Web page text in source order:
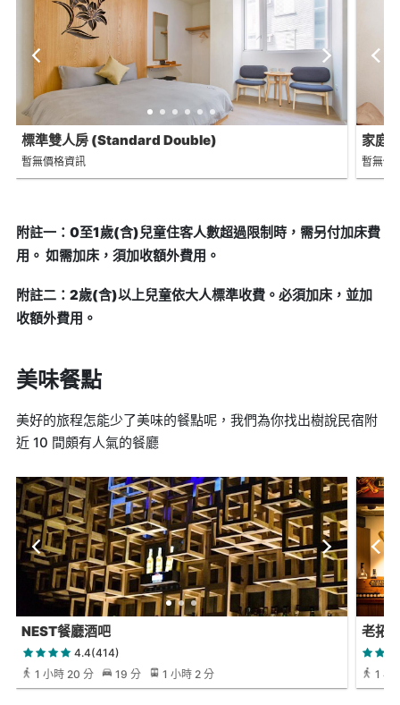
標準雙人房 (Standard Double)
暫無價格資訊
家庭
暫無價
附註一：0至1歲(含)兒童住客人數超過限制時，需另付加床費
用。 如需加床，須加收額外費用。
附註二：2歲(含)以上兒童依大人標準收費。必須加床，並加
收額外費用。
美味餐點
美好的旅程怎能少了美味的餐點呢，我們為你找出樹說民宿附
近 10 間頗有人氣的餐廳
NEST餐廳酒吧
4.4(414)
1 小時 20 分
19 分 1 小時 2 分
老拓
1 小